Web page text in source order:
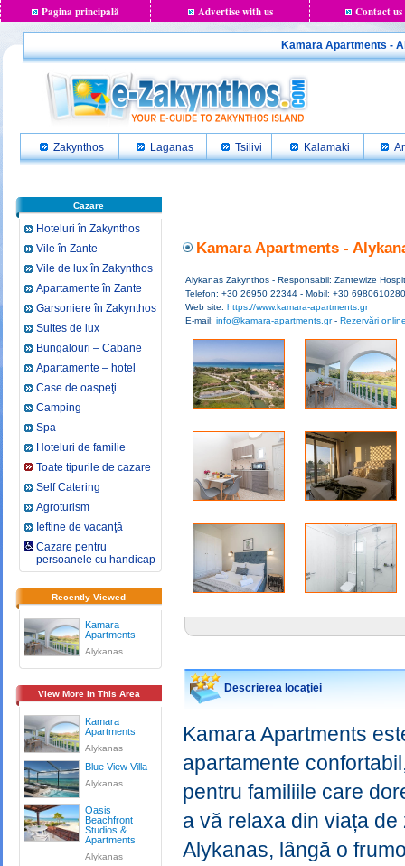
Pagina principală Advertise with us Contact us
Kamara Apartments -
Zakynthos Laganas Tsilivi Kalamaki
Cazare
Hoteluri în Zakynthos
Vile în Zante
Vile de lux în Zakynthos
Apartamente în Zante
Garsoniere în Zakynthos
Suites de lux
Bungalouri – Cabane
Apartamente – hotel
Case de oaspeţi
Camping
Spa
Hoteluri de familie
Toate tipurile de cazare
Self Catering
Agroturism
Ieftine de vacanţă
Cazare pentru
persoanele cu handicap
Recently Viewed
Kamara
Apartments
Alykanas
View More In This Area
Kamara
Apartments
Alykanas
Blue View Villa
Alykanas
Oasis
Beachfront
Studios &
Apartments
Alykanas
Kamara Apartments -
Alykanas Zakynthos - Responsabil: Zantewize
Telefon: +30 26950 22344 - Mobil: +30 6980610280
Web site: https://www.kamara-apartments.gr
E-mail: info@kamara-apartments.gr- Rezervări
Descrierea locaţiei
Kamara Apartments
apartamente
pentru familiile care
a vă relaxa din viața
Alykanas, lângă o